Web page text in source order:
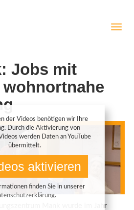
Jobs mit
der Videos benötigen wir Ihre
Durch die Aktivierung von
werden Daten an YouTube
übermittelt.
aktivieren
finden Sie in unserer
.
Mank wurde im Jahr